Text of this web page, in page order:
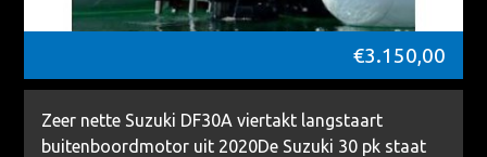
€3.150,00
Zeer nette Suzuki DF30A viertakt langstaart
buitenboordmotor uit 2020De Suzuki 30 pk staat